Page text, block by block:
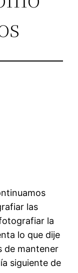
las
la
lo que dije
de mantener
siguiente de